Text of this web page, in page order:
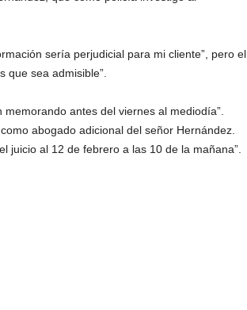
sería perjudicial para mi cliente”, pero el
que sea admisible”.
antes del viernes al mediodía”.
abogado adicional del señor Hernández.
juicio al 12 de febrero a las 10 de la mañana”.